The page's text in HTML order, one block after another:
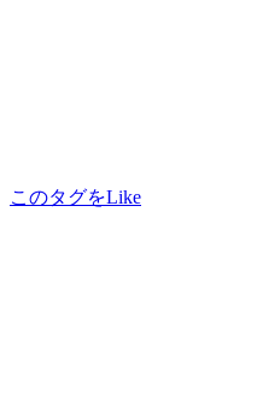
このタグをLike